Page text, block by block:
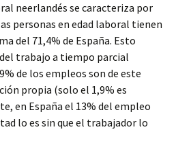
neerlandés se caracteriza por
personas en edad laboral tienen
del 71,4% de España. Esto
trabajo a tiempo parcial
de los empleos son de este
propia (solo el 1,9% es
en España el 13% del empleo
lo es sin que el trabajador lo